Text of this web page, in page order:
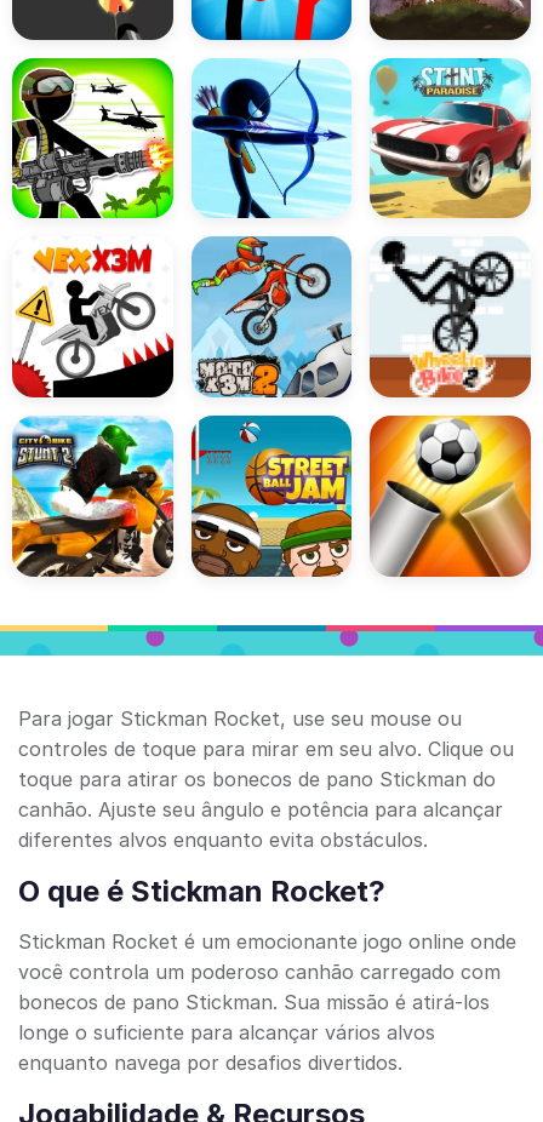
Para jogar Stickman Rocket, use seu mouse ou
controles de toque para mirar em seu alvo. Clique ou
toque para atirar os bonecos de pano Stickman do
canhão. Ajuste seu ângulo e potência para alcançar
diferentes alvos enquanto evita obstáculos.
O que é Stickman Rocket?
Stickman Rocket é um emocionante jogo online onde
você controla um poderoso canhão carregado com
bonecos de pano Stickman. Sua missão é atirá-los
longe o suficiente para alcançar vários alvos
enquanto navega por desafios divertidos.
Jogabilidade & Recursos